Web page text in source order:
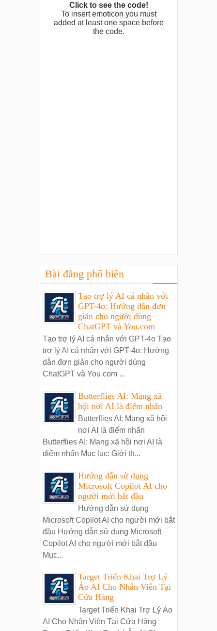
Click to see the code!
To insert emoticon you must
added at least one space before
the code.
Bài đăng phổ biến
Tạo trợ lý AI cá nhân với
GPT-4o: Hướng dẫn đơn
giản cho người dùng
ChatGPT và You.com
Tạo trợ lý AI cá nhân với GPT-4o Tạo
trợ lý AI cá nhân với GPT-4o: Hướng
dẫn đơn giản cho người dùng
ChatGPT và You.com ...
Butterflies AI: Mạng xã
hội nơi AI là điểm nhấn
Butterflies AI: Mạng xã hội
nơi AI là điểm nhấn
Butterflies AI: Mạng xã hội nơi AI là
điểm nhấn Mục lục: Giới th...
Hướng dẫn sử dụng
Microsoft Copilot AI cho
người mới bắt đầu
Hướng dẫn sử dụng
Microsoft Copilot AI cho người mới bắt
đầu Hướng dẫn sử dụng Microsoft
Copilot AI cho người mới bắt đầu
Mục...
Target Triển Khai Trợ Lý
Ảo AI Cho Nhân Viên Tại
Cửa Hàng
Target Triển Khai Trợ Lý Ảo
AI Cho Nhân Viên Tại Cửa Hàng